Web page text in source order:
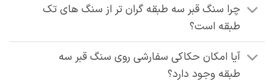
چرا سنگ قبر سه طبقه گران‌ تر از سنگ‌ های تک
طبقه است؟
آیا امکان حکاکی سفارشی روی سنگ قبر سه
طبقه وجود دارد؟